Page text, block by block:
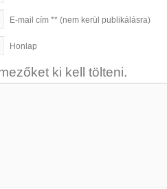
E-mail cím ** (nem kerül publikálásra)
Honlap
ki kell tölteni.